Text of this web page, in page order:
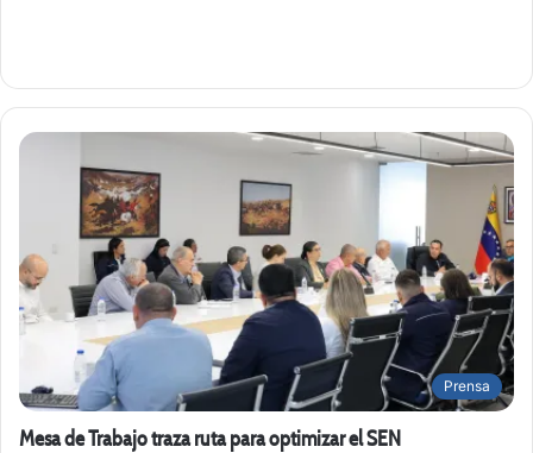
Prensa
Mesa de Trabajo traza ruta para optimizar el SEN